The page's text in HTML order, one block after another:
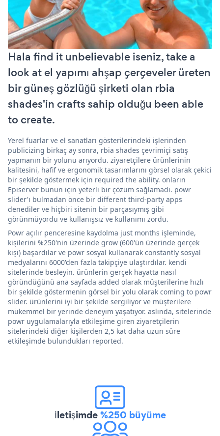
Hala find it unbelievable iseniz, take a
look at el yapımı ahşap çerçeveler üreten
bir güneş gözlüğü şirketi olan rbia
shades'in crafts sahip olduğu been able
to create.
Yerel fuarlar ve el sanatları gösterilerindeki işlerinden
publicizing birkaç ay sonra, rbia shades çevrimiçi satış
yapmanın bir yolunu arıyordu. ziyaretçilere ürünlerinin
kalitesini, hafif ve ergonomik tasarımlarını görsel olarak çekici
bir şekilde göstermek için required the ability. onların
Episerver bunun için yeterli bir çözüm sağlamadı. powr
slider'ı bulmadan önce bir different third-party apps
denediler ve hiçbiri sitenin bir parçasıymış gibi
görünmüyordu ve kullanışsız ve kullanımı zordu.
Powr açılır penceresine kaydolma just months işleminde,
kişilerini %250'nin üzerinde grow (600'ün üzerinde gerçek
kişi) başardılar ve powr sosyal kullanarak constantly sosyal
medyalarını 6000'den fazla takipçiye ulaştırdılar. kendi
sitelerinde besleyin. ürünlerin gerçek hayatta nasıl
göründüğünü ana sayfada added olarak müşterilerine hızlı
bir şekilde göstermenin görsel bir yolu olarak coming to powr
slider. ürünlerini iyi bir şekilde sergiliyor ve müşterilere
mükemmel bir yerinde deneyim yaşatıyor. aslında, sitelerinde
powr uygulamalarıyla etkileşime giren ziyaretçilerin
sitelerindeki diğer kişilerden 2,5 kat daha uzun süre
etkileşimde bulundukları reported.
İletişimde%250 büyüme